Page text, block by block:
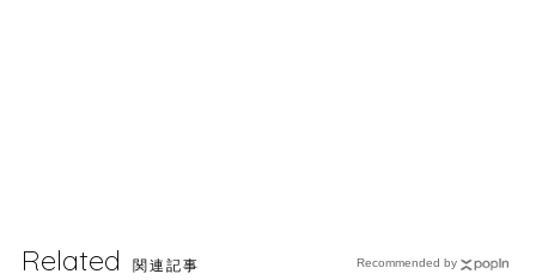
Related 関連記事 Recommended by